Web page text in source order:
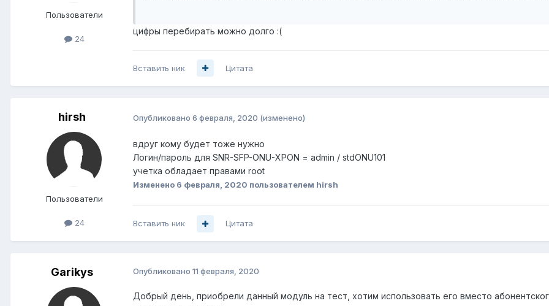
Пользователи
24
цифры перебирать можно долго :(
Вставить ник Цитата
hirsh
Пользователи
24
Опубликовано 6 февраля, 2020 (изменено)
вдруг кому будет тоже нужно
Логин/пароль для SNR-SFP-ONU-XPON = admin / stdONU101
учетка обладает правами root
Изменено 6 февраля, 2020 пользователем hirsh
Вставить ник Цитата
Garikys Опубликовано 11 февраля, 2020
Добрый день, приобрели данный модуль на тест, хотим использовать его вместо